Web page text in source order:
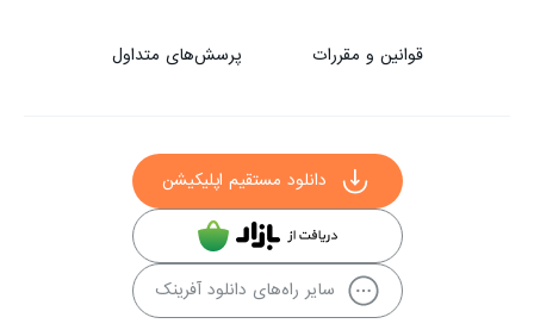
قوانین و مقررات پرسش‌های متداول
دانلود مستقیم اپلیکیشن
سایر راه‌های دانلود آفرینک